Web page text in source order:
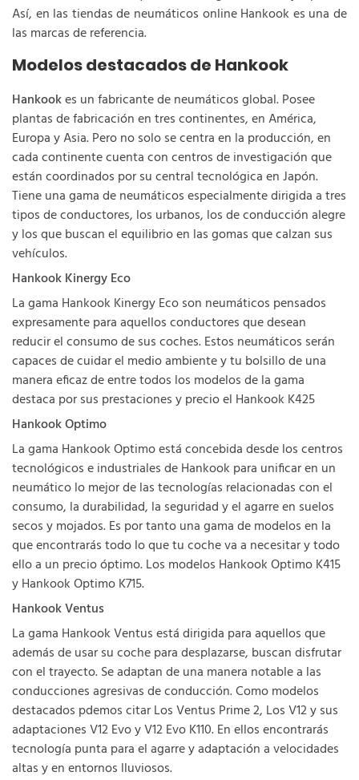
Así, en las tiendas de neumáticos online Hankook es una de
las marcas de referencia.
Modelos destacados de Hankook
Hankookes un fabricante de neumáticos global. Posee
plantas de fabricación en tres continentes, en América,
Europa y Asia. Pero no solo se centra en la producción, en
cada continente cuenta con centros de investigación que
están coordinados por su central tecnológica en Japón.
Tiene una gama de neumáticos especialmente dirigida a tres
tipos de conductores, los urbanos, los de conducción alegre
y los que buscan el equilibrio en las gomas que calzan sus
vehículos.
Hankook Kinergy Eco
La gama Hankook Kinergy Eco son neumáticos pensados
expresamente para aquellos conductores que desean
reducir el consumo de sus coches. Estos neumáticos serán
capaces de cuidar el medio ambiente y tu bolsillo de una
manera eficaz de entre todos los modelos de la gama
destaca por sus prestaciones y precio el Hankook K425
Hankook Optimo
La gama Hankook Optimo está concebida desde los centros
tecnológicos e industriales de Hankook para unificar en un
neumático lo mejor de las tecnologías relacionadas con el
consumo, la durabilidad, la seguridad y el agarre en suelos
secos y mojados. Es por tanto una gama de modelos en la
que encontrarás todo lo que tu coche va a necesitar y todo
ello a un precio óptimo. Los modelos Hankook Optimo K415
y Hankook Optimo K715.
Hankook Ventus
La gama Hankook Ventus está dirigida para aquellos que
además de usar su coche para desplazarse, buscan disfrutar
con el trayecto. Se adaptan de una manera notable a las
conducciones agresivas de conducción. Como modelos
destacados pdemos citar Los Ventus Prime 2, Los V12 y sus
adaptaciones V12 Evo y V12 Evo K110. En ellos encontrarás
tecnología punta para el agarre y adaptación a velocidades
altas y en entornos lluviosos.